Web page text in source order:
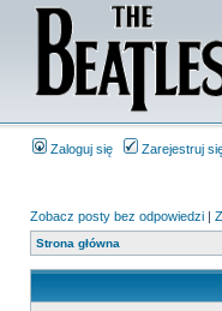
Zaloguj się Zarejestruj
Zobacz posty bez odpowiedzi |
Strona główna